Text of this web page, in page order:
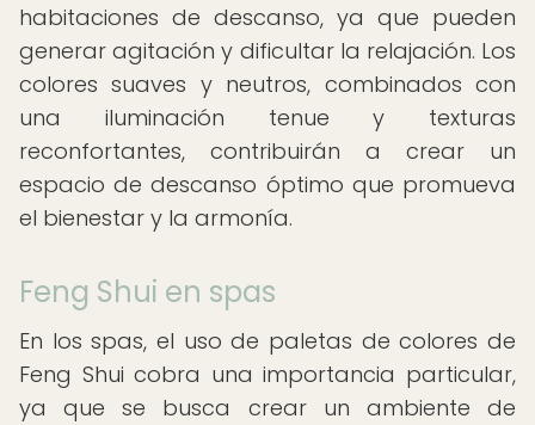
habitaciones de descanso, ya que pueden
generar agitación y dificultar la relajación. Los
colores suaves y neutros, combinados con
una iluminación tenue y texturas
reconfortantes, contribuirán a crear un
espacio de descanso óptimo que promueva
el bienestar y la armonía.
Feng Shui en spas
En los spas, el uso de paletas de colores de
Feng Shui cobra una importancia particular,
ya que se busca crear un ambiente de